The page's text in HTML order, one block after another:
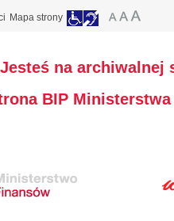
Mapa strony
Jesteś na archiwalnej
BIP